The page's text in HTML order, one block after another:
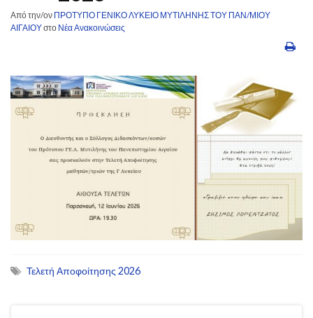
Από την/ον ΠΡΟΤΥΠΟ ΓΕΝΙΚΟ ΛΥΚΕΙΟ ΜΥΤΙΛΗΝΗΣ ΤΟΥ ΠΑΝ/ΜΙΟΥ
ΑΙΓΑΙΟΥστο Νέα Ανακοινώσεις
Τελετή Αποφοίτησης 2026